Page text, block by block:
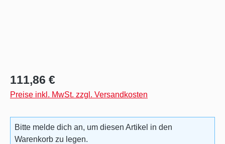
Regulärer Preis:
111,86 €
Preise inkl. MwSt. zzgl. Versandkosten
Bitte melde dich an, um diesen Artikel in den
Warenkorb zu legen.